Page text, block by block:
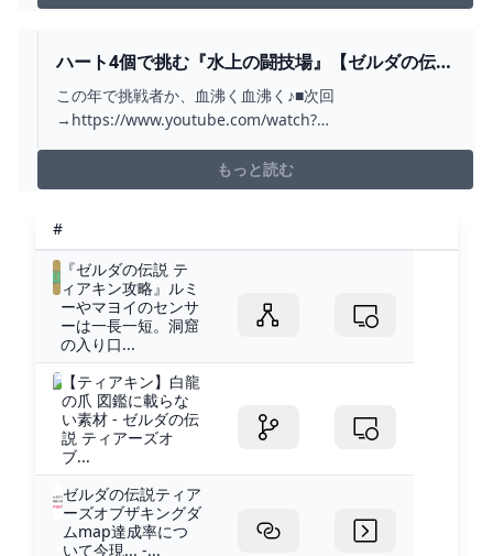
ハート4個で挑む『水上の闘技場』【ゼルダの伝説
ティアーズ オブ ザ キングダム】#025 - YOUTUBE
この年で挑戦者か、血沸く血沸く♪■次回
→https://www.youtube.com/watch?
→https://www.youtube.com/watch?v=Pn7EPwS6qy4■
再生リスト→https://www.youtube.com/playlist?li...
もっと読む
#
『ゼルダの伝説 テ
ィアキン攻略』ルミ
ーやマヨイのセンサ
ーは一長一短。洞窟
の入り口...
【ティアキン】白龍
の爪 図鑑に載らな
い素材 - ゼルダの伝
説 ティアーズオ
ブ...
ゼルダの伝説ティア
ーズオブザキングダ
ムmap達成率につ
いて今現... -...